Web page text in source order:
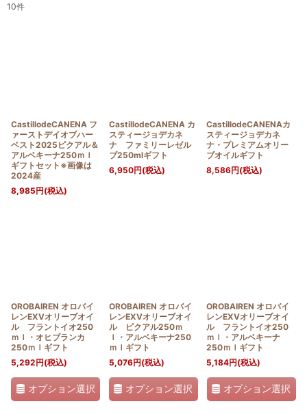
10件
CastillodeCANENA フ
ァーストデイオブハー
ベスト2025ピクアル＆
アルベキーナ250ｍｌ
ギフトセット※画像は
2024産
8,985円(税込)
CastillodeCANENA カ
スティージョデカネ
ナ ファミリーレゼル
ブ250mlギフト
6,950円(税込)
CastillodeCANENAカ
スティージョデカネ
ナ・プレミアムオリー
ブオイルギフト
8,586円(税込)
OROBAIREN オロバイ
レンEXVオリーブオイ
ル フラントイオ250
ｍｌ・オヒブランカ
250ｍｌギフト
5,292円(税込)
オプション選択
OROBAIREN オロバイ
レンEXVオリーブオイ
ル ピクアル250ｍ
ｌ・アルベキーナ250
ｍｌギフト
5,076円(税込)
オプション選択
OROBAIREN オロバイ
レンEXVオリーブオイ
ル フラントイオ250
ｍｌ・アルベキーナ
250ｍｌギフト
5,184円(税込)
オプション選択